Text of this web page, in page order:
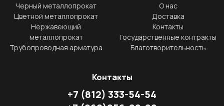
Черный металлопрокат
Цветной металлопрокат
Нержавеющий
металлопрокат
Трубопроводная арматура
О нас
Доставка
Контакты
Государственные контракты
Благотворительность
Контакты
+7 (812) 333-54-54